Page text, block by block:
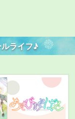
ルライフ♪